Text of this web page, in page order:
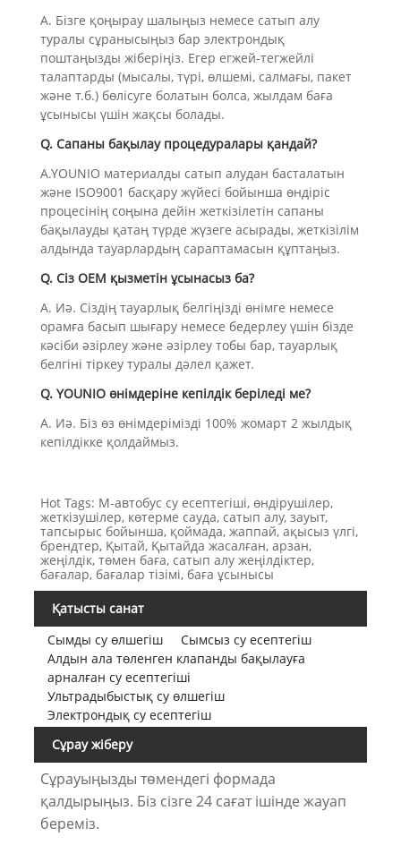
A. Бізге қоңырау шалыңыз немесе сатып алу
туралы сұранысыңыз бар электрондық
поштаңызды жіберіңіз. Егер егжей-тегжейлі
талаптарды (мысалы, түрі, өлшемі, салмағы, пакет
және т.б.) бөлісуге болатын болса, жылдам баға
ұсынысы үшін жақсы болады.
Q. Сапаны бақылау процедуралары қандай?
A.YOUNIO материалды сатып алудан басталатын
және ISO9001 басқару жүйесі бойынша өндіріс
процесінің соңына дейін жеткізілетін сапаны
бақылауды қатаң түрде жүзеге асырады, жеткізілім
алдында тауарлардың сараптамасын құптаңыз.
Q. Сіз OEM қызметін ұсынасыз ба?
A. Иә. Сіздің тауарлық белгіңізді өнімге немесе
орамға басып шығару немесе бедерлеу үшін бізде
кәсіби әзірлеу және әзірлеу тобы бар, тауарлық
белгіні тіркеу туралы дәлел қажет.
Q. YOUNIO өнімдеріне кепілдік беріледі ме?
A. Иә. Біз өз өнімдерімізді 100% жомарт 2 жылдық
кепілдікке қолдаймыз.
Hot Tags: М-автобус су есептегіші, өндірушілер,
жеткізушілер, көтерме сауда, сатып алу, зауыт,
тапсырыс бойынша, қоймада, жаппай, ақысыз үлгі,
брендтер, Қытай, Қытайда жасалған, арзан,
жеңілдік, төмен баға, сатып алу жеңілдіктер,
бағалар, бағалар тізімі, баға ұсынысы
Қатысты санат
Сымды су өлшегіш
Сымсыз су есептегіш
Алдын ала төленген клапанды бақылауға
арналған су есептегіші
Ультрадыбыстық су өлшегіш
Электрондық су есептегіш
Сұрау жіберу
Сұрауыңызды төмендегі формада
қалдырыңыз. Біз сізге 24 сағат ішінде жауап
береміз.